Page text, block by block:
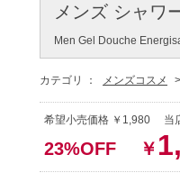
メンズ シャワ
Men Gel Douche
カテゴリ ： メンズコスメ
希望小売価格 ￥1,980 当
23%OFF ￥